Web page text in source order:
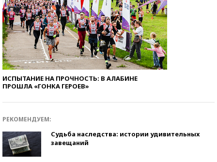
ИСПЫТАНИЕ НА ПРОЧНОСТЬ: В АЛАБИНЕ
ПРОШЛА «ГОНКА ГЕРОЕВ»
РЕКОМЕНДУЕМ:
Судьба наследства: истории удивительных
завещаний